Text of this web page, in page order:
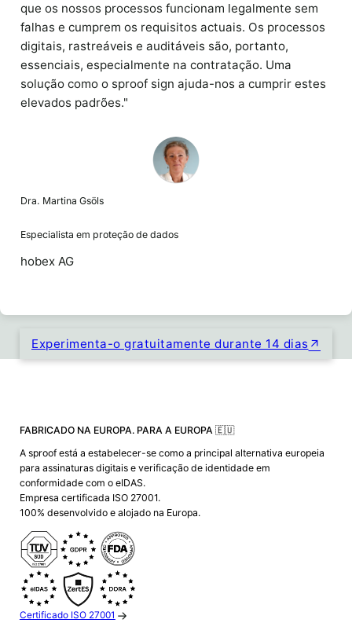
que os nossos processos funcionam legalmente sem
falhas e cumprem os requisitos actuais. Os processos
digitais, rastreáveis e auditáveis são, portanto,
essenciais, especialmente na contratação. Uma
solução como o sproof sign ajuda-nos a cumprir estes
elevados padrões."
Dra. Martina Gsöls
Especialista em proteção de dados
hobex AG
Experimenta-o gratuitamente durante 14 dias
FABRICADO NA EUROPA. PARA A EUROPA 🇪🇺
A sproof está a estabelecer-se como a principal alternativa europeia
para assinaturas digitais e verificação de identidade em
conformidade com o eIDAS.
Empresa certificada ISO 27001.
100% desenvolvido e alojado na Europa.
Certificado ISO 27001